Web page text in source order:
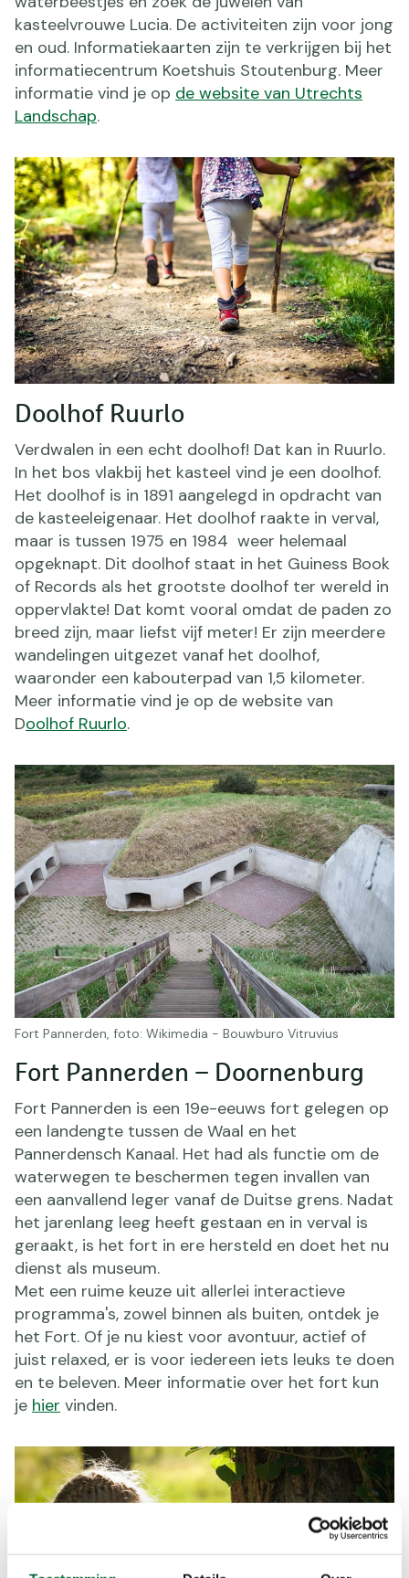
kasteelvrouwe Lucia. De activiteiten zijn voor jong
en oud. Informatiekaarten zijn te verkrijgen bij het
informatiecentrum Koetshuis Stoutenburg. Meer
informatie vind je op de website van Utrechts
Landschap.
Doolhof Ruurlo
Verdwalen in een echt doolhof! Dat kan in Ruurlo.
In het bos vlakbij het kasteel vind je een doolhof.
Het doolhof is in 1891 aangelegd in opdracht van
de kasteeleigenaar. Het doolhof raakte in verval,
maar is tussen 1975 en 1984 weer helemaal
opgeknapt. Dit doolhof staat in het Guiness Book
of Records als het grootste doolhof ter wereld in
oppervlakte! Dat komt vooral omdat de paden zo
breed zijn, maar liefst vijf meter! Er zijn meerdere
wandelingen uitgezet vanaf het doolhof,
waaronder een kabouterpad van 1,5 kilometer.
Meer informatie vind je op de website van
Doolhof Ruurlo.
Fort Pannerden – Doornenburg
Fort Pannerden is een 19e-eeuws fort gelegen op
een landengte tussen de Waal en het
Pannerdensch Kanaal. Het had als functie om de
waterwegen te beschermen tegen invallen van
een aanvallend leger vanaf de Duitse grens. Nadat
het jarenlang leeg heeft gestaan en in verval is
geraakt, is het fort in ere hersteld en doet het nu
dienst als museum.
Met een ruime keuze uit allerlei interactieve
programma's, zowel binnen als buiten, ontdek je
het Fort. Of je nu kiest voor avontuur, actief of
juist relaxed, er is voor iedereen iets leuks te doen
en te beleven. Meer informatie over het fort kun
je hier vinden.
Fort Pannerden, foto: Wikimedia - Bouwburo Vitruvius